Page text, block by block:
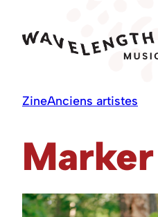
content
ZineAnciens artistes